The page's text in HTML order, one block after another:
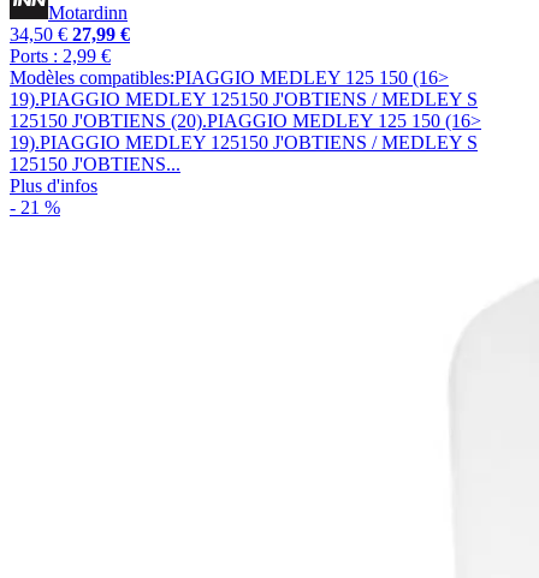
Motardinn
34,50 € 27,99 €
Ports : 2,99 €
Modèles compatibles:PIAGGIO MEDLEY 125 150 (16>
19).PIAGGIO MEDLEY 125150 J'OBTIENS / MEDLEY S
125150 J'OBTIENS (20).PIAGGIO MEDLEY 125 150 (16>
19).PIAGGIO MEDLEY 125150 J'OBTIENS / MEDLEY S
125150 J'OBTIENS...
Plus d'infos
- 21 %